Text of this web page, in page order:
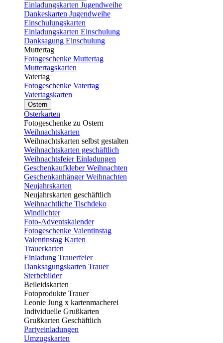
Einladungskarten Jugendweihe
Dankeskarten Jugendweihe
Einschulungskarten
Einladungskarten Einschulung
Danksagung Einschulung
Muttertag
Fotogeschenke Muttertag
Muttertagskarten
Vatertag
Fotogeschenke Vatertag
Vatertagskarten
Ostern
Osterkarten
Fotogeschenke zu Ostern
Weihnachtskarten
Weihnachtskarten selbst gestalten
Weihnachtskarten geschäftlich
Weihnachtsfeier Einladungen
Geschenkaufkleber Weihnachten
Geschenkanhänger Weihnachten
Neujahrskarten
Neujahrskarten geschäftlich
Weihnachtliche Tischdeko
Windlichter
Foto-Adventskalender
Fotogeschenke Valentinstag
Valentinstag Karten
Trauerkarten
Einladung Trauerfeier
Danksagungskarten Trauer
Sterbebilder
Beileidskarten
Fotoprodukte Trauer
Leonie Jung x kartenmacherei
Individuelle Grußkarten
Grußkarten Geschäftlich
Partyeinladungen
Umzugskarten